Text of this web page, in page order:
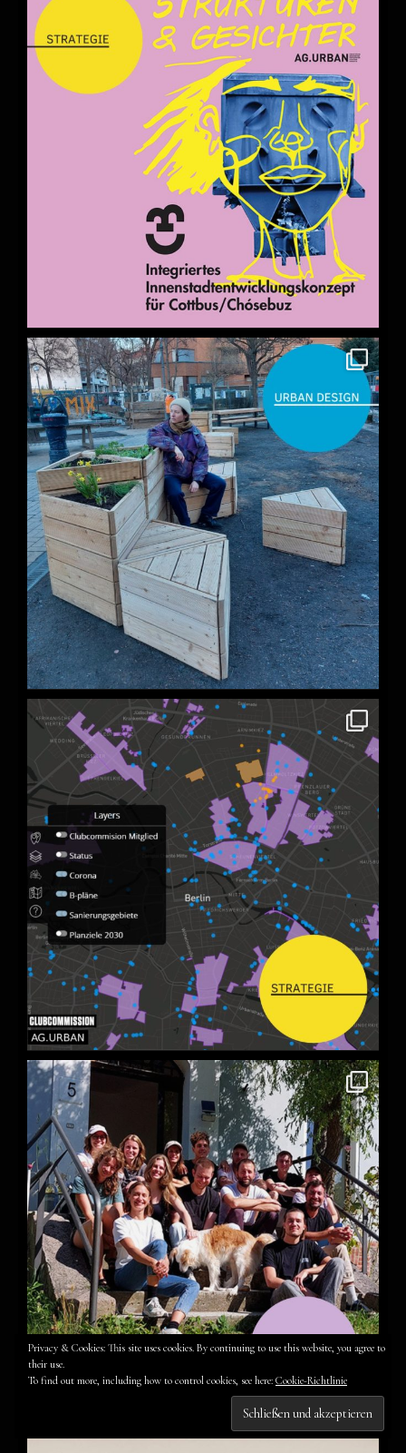
Privacy & Cookies: This site uses cookies. By continuing to use this website, you agree to
their use.
To find out more, including how to control cookies, see here: Cookie-Richtlinie